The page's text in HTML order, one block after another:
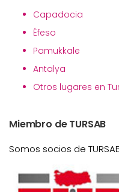
Capadocia
Éfeso
Pamukkale
Antalya
Otros lugares en
Miembro de TURSAB
Somos socios de